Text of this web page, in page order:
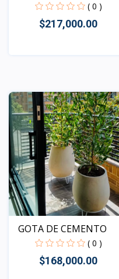
( 0 )
$217,000.00
GOTA DE CEMENTO
( 0 )
$168,000.00